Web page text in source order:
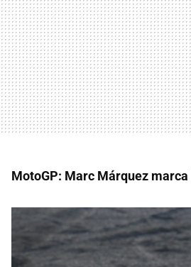
MotoGP: Marc Márquez